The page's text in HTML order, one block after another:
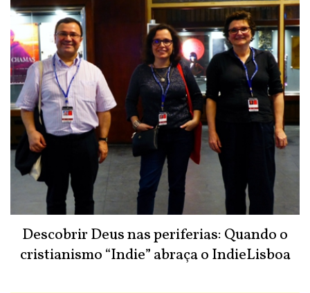
Descobrir Deus nas periferias: Quando o
cristianismo “Indie” abraça o IndieLisboa